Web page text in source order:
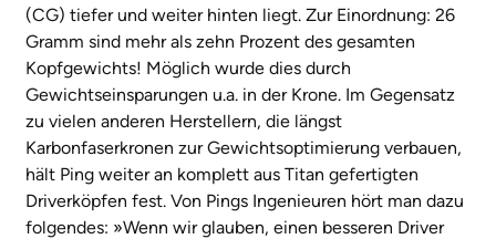
(CG) tiefer und weiter hinten liegt. Zur Einordnung: 26
Gramm sind mehr als zehn Prozent des gesamten
Kopfgewichts! Möglich wurde dies durch
Gewichtseinsparungen u.a. in der Krone. Im Gegensatz
zu vielen anderen Herstellern, die längst
Karbonfaserkronen zur Gewichtsoptimierung verbauen,
hält Ping weiter an komplett aus Titan gefertigten
Driverköpfen fest. Von Pings Ingenieuren hört man dazu
folgendes: »Wenn wir glauben, einen besseren Driver